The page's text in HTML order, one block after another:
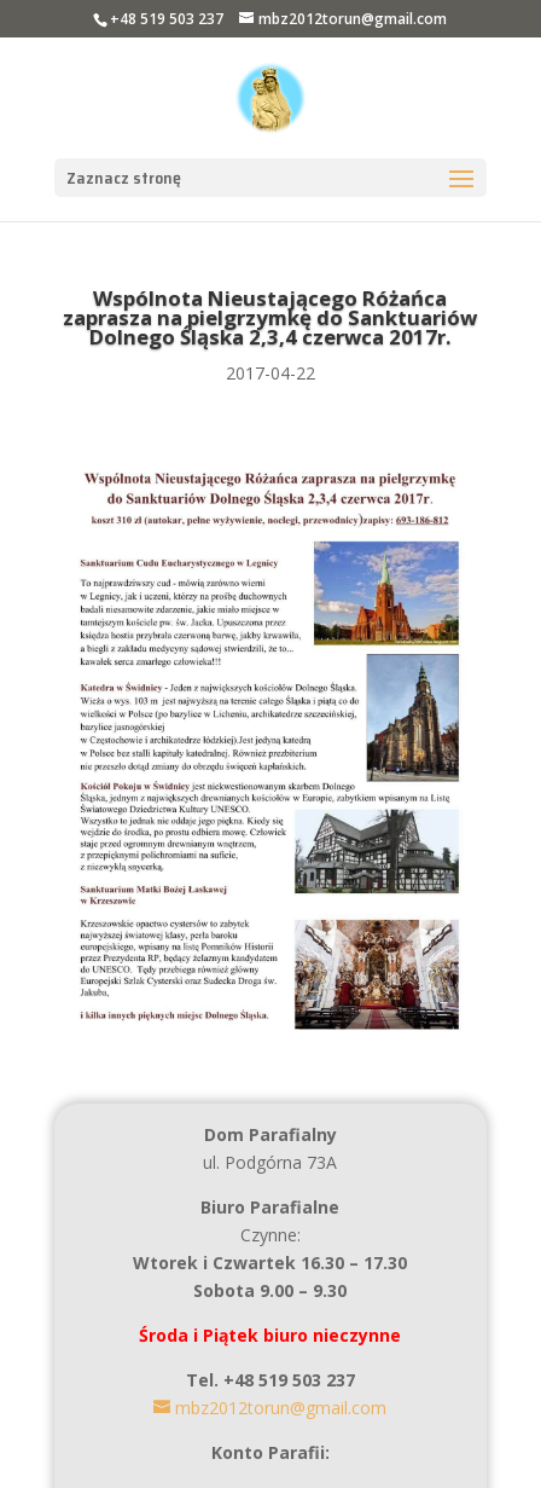
+48 519 503 237 mbz2012torun@gmail.com
Zaznacz stronę
Wspólnota Nieustającego Różańca
zaprasza na pielgrzymkę do Sanktuariów
Dolnego Śląska 2,3,4 czerwca 2017r.
2017-04-22
Dom Parafialny
ul. Podgórna 73A
Biuro Parafialne
Czynne:
Wtorek i Czwartek 16.30 – 17.30
Sobota 9.00 – 9.30
Środa i Piątek biuro nieczynne
Tel. +48 519 503 237
mbz2012torun@gmail.com
Konto Parafii: